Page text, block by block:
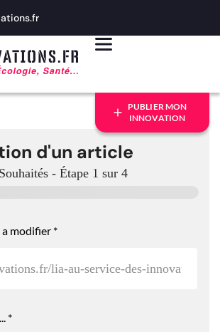
PUBLIER MON
INNOVATION
d'un article
- Étape 1 sur 4
a modifier *
*